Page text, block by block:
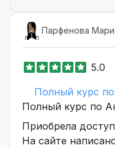
Парфенова
5.0
Полный курс
Полный курс по
Приобрела
На сайте